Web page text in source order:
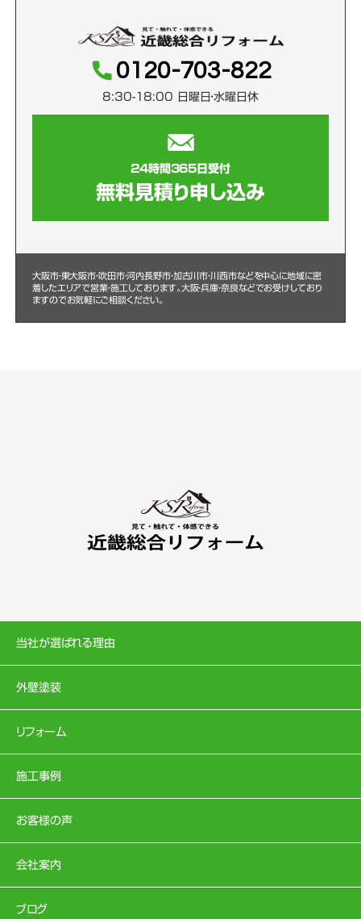
0120-703-822
8:30-18:00 日曜日・水曜日休
24時間365日受付
無料見積り申し込み
大阪市・東大阪市・吹田市・河内長野市・加古川市・川西市などを中心に地域に密
着したエリアで営業・施工しております。大阪・兵庫・奈良などでお受けしており
ますのでお気軽にご相談ください。
当社が選ばれる理由
外壁塗装
リフォーム
施工事例
お客様の声
会社案内
ブログ